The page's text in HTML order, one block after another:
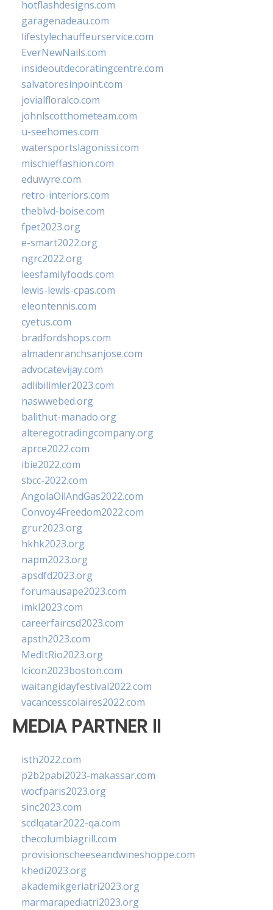
hotflashdesigns.com
garagenadeau.com
lifestylechauffeurservice.com
EverNewNails.com
insideoutdecoratingcentre.com
salvatoresinpoint.com
jovialfloralco.com
johnlscotthometeam.com
u-seehomes.com
watersportslagonissi.com
mischieffashion.com
eduwyre.com
retro-interiors.com
theblvd-boise.com
fpet2023.org
e-smart2022.org
ngrc2022.org
leesfamilyfoods.com
lewis-lewis-cpas.com
eleontennis.com
cyetus.com
bradfordshops.com
almadenranchsanjose.com
advocatevijay.com
adlibilimler2023.com
naswwebed.org
balithut-manado.org
alteregotradingcompany.org
aprce2022.com
ibie2022.com
sbcc-2022.com
AngolaOilAndGas2022.com
Convoy4Freedom2022.com
grur2023.org
hkhk2023.org
napm2023.org
apsdfd2023.org
forumausape2023.com
imkl2023.com
careerfaircsd2023.com
apsth2023.com
MedItRio2023.org
lcicon2023boston.com
waitangidayfestival2022.com
vacancesscolaires2022.com
MEDIA PARTNER II
isth2022.com
p2b2pabi2023-makassar.com
wocfparis2023.org
sinc2023.com
scdlqatar2022-qa.com
thecolumbiagrill.com
provisionscheeseandwineshoppe.com
khedi2023.org
akademikgeriatri2023.org
marmarapediatri2023.org